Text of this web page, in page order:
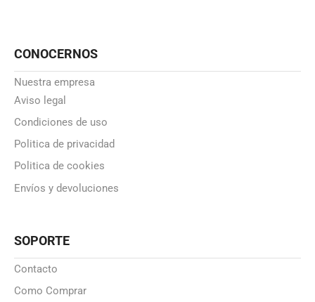
CONOCERNOS
Nuestra empresa
Aviso legal
Condiciones de uso
Politica de privacidad
Politica de cookies
Envíos y devoluciones
SOPORTE
Contacto
Como Comprar